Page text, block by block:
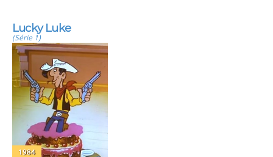
Lucky Luke
(Série 1)
1984